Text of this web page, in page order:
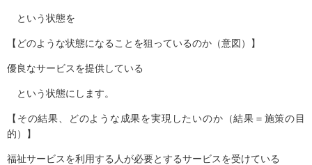
という状態を
【どのような状態になることを狙っているのか（意図）】
優良なサービスを提供している
という状態にします。
【その結果、どのような成果を実現したいのか（結果＝施策の目
的）】
福祉サービスを利用する人が必要とするサービスを受けている